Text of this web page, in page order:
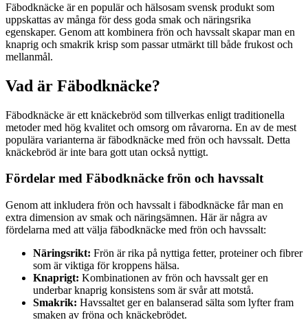
Fäbodknäcke är en populär och hälsosam svensk produkt som
uppskattas av många för dess goda smak och näringsrika
egenskaper. Genom att kombinera frön och havssalt skapar man en
knaprig och smakrik krisp som passar utmärkt till både frukost och
mellanmål.
Vad är Fäbodknäcke?
Fäbodknäcke är ett knäckebröd som tillverkas enligt traditionella
metoder med hög kvalitet och omsorg om råvarorna. En av de mest
populära varianterna är fäbodknäcke med frön och havssalt. Detta
knäckebröd är inte bara gott utan också nyttigt.
Fördelar med Fäbodknäcke frön och havssalt
Genom att inkludera frön och havssalt i fäbodknäcke får man en
extra dimension av smak och näringsämnen. Här är några av
fördelarna med att välja fäbodknäcke med frön och havssalt:
Näringsrikt: Frön är rika på nyttiga fetter, proteiner och fibrer
som är viktiga för kroppens hälsa.
Knaprigt: Kombinationen av frön och havssalt ger en
underbar knaprig konsistens som är svår att motstå.
Smakrik: Havssaltet ger en balanserad sälta som lyfter fram
smaken av fröna och knäckebrödet.